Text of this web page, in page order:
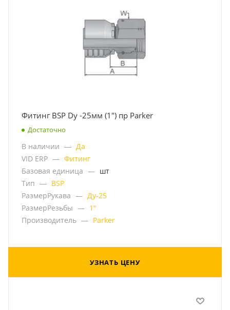
Фитинг BSP Dy -25мм (1") пр Parker
Достаточно
В наличии — Да
VID ERP — Фитинг
Базовая единица — шт
Тип — BSP
РазмерРукава — Ду-25
РазмерРезьбы — 1"
Производитель — Parker
УЗНАТЬ ЦЕНУ